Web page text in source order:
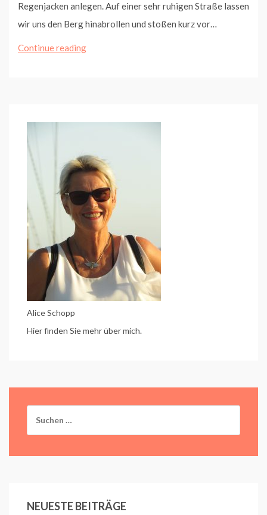
Regenjacken anlegen. Auf einer sehr ruhigen Straße lassen
wir uns den Berg hinabrollen und stoßen kurz vor…
Continue readingVon
Alice Schopp
Hier finden Sie mehr über mich.
nach:
NEUESTE BEITRÄGE